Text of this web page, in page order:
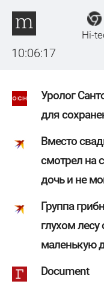
10:06:17
Hi-tech
Уролог
для
Вместо
смотрел на
дочь и не
Группа
глухом
маленькую
Document